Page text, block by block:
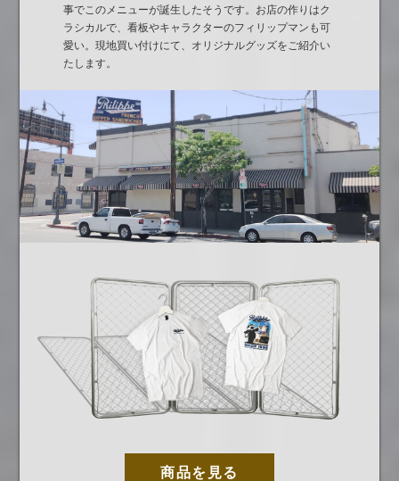
事でこのメニューが誕生したそうです。お店の作りはク
ラシカルで、看板やキャラクターのフィリップマンも可
愛い。現地買い付けにて、オリジナルグッズをご紹介い
たします。
商品を見る